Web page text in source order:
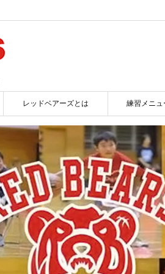
レッドベアーズとは 練習メニュ